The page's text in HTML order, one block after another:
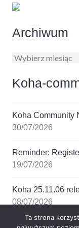
Archiwum
Archiwum
Koha-
Koha Community
30/07/2026
Reminder:
19/07/2026
Koha 25.11.06
08/07/2026
Ta strona